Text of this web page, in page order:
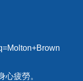
心疲勞。